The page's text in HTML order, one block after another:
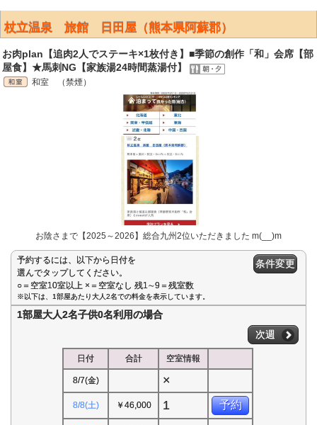
杖立温泉 旅館 日田屋（熊本県阿蘇郡）
お肉plan【追肉2人でステーキ×1枚付き】■季節の創作「和」会席【部
屋食】★馬刺NG【家族湯24時間蒸湯付】
和室 （禁煙）
お陰さまで【2025～2026】総合九州2位いただきました m(__)m
予約するには、以下から日付を
選んでタップしてください。
○＝空室10室以上 ×＝空室なし 残1∼9＝残室数
条件変更
※以下は、1部屋あたり大人2名での料金を表示しています。
1部屋大人2名子供0名利用の場合
次週
日付 合計 空室情報
8/7(金) ×
8/8(土) ￥46,000 1 予約